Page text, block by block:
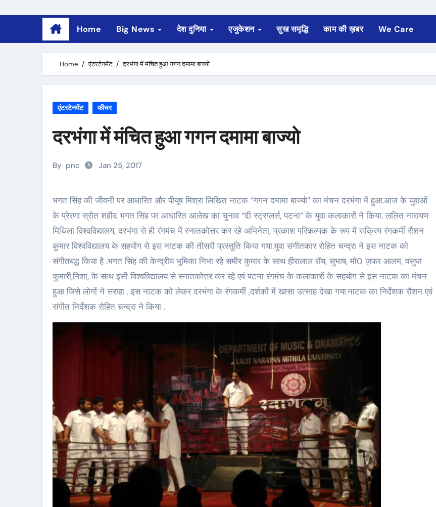
Home Big News देश दुनिया एजुकेशन सुख समृद्धि काम की ख़बर We Care
Home एंटरटेनमेंट दरभंगा में मंचित हुआ गगन दमामा बाज्यो
एंटरटेनमेंट फीचर
दरभंगा में मंचित हुआ गगन दमामा बाज्यो
By pnc Jan 25, 2017
भगत सिंह की जीवनी पर आधारित और पीयूष मिश्रा लिखित नाटक “गगन दमामा बाज्यो” का मंचन दरभंगा में हुआ.आज के युवाओं
के प्रेरणा स्रोत शहीद भगत सिंह पर आधारित आलेख का चुनाव “दी स्ट्रग्लर्स, पटना” के युवा कलाकारों ने किया. ललित नारायण
मिथिला विश्वविद्यालय, दरभंगा से ही रंगमंच में स्नातकोत्तर कर रहे अभिनेता, प्रकाश परिकल्पक के रूप में सक्रिय रंगकर्मी रौशन
कुमार विश्वविद्यालय के सहयोग से इस नाटक की तीसरी प्रस्तुति किया गया.युवा संगीतकार रोहित चन्द्रा ने इस नाटक को
संगीतबद्ध किया है .भगत सिंह की केन्द्रीय भूमिका निभा रहे समीर कुमार के साथ हीरालाल रॉय, सुभाष, मो0 ज़फर आलम, वसुधा
कुमारी,निशा, के साथ इसी विश्वविद्यालय से स्नातकोत्तर कर रहे एवं पटना रंगमंच के कलाकारों के सहयोग से इस नाटक का मंचन
हुआ जिसे लोगों ने सराहा . इस नाटक को लेकर दरभंगा के रंगकर्मी ,दर्शकों में खासा उत्साह देखा गया.नाटक का निर्देशक रौशन एवं
संगीत निर्देशक रोहित चन्द्रा ने किया .